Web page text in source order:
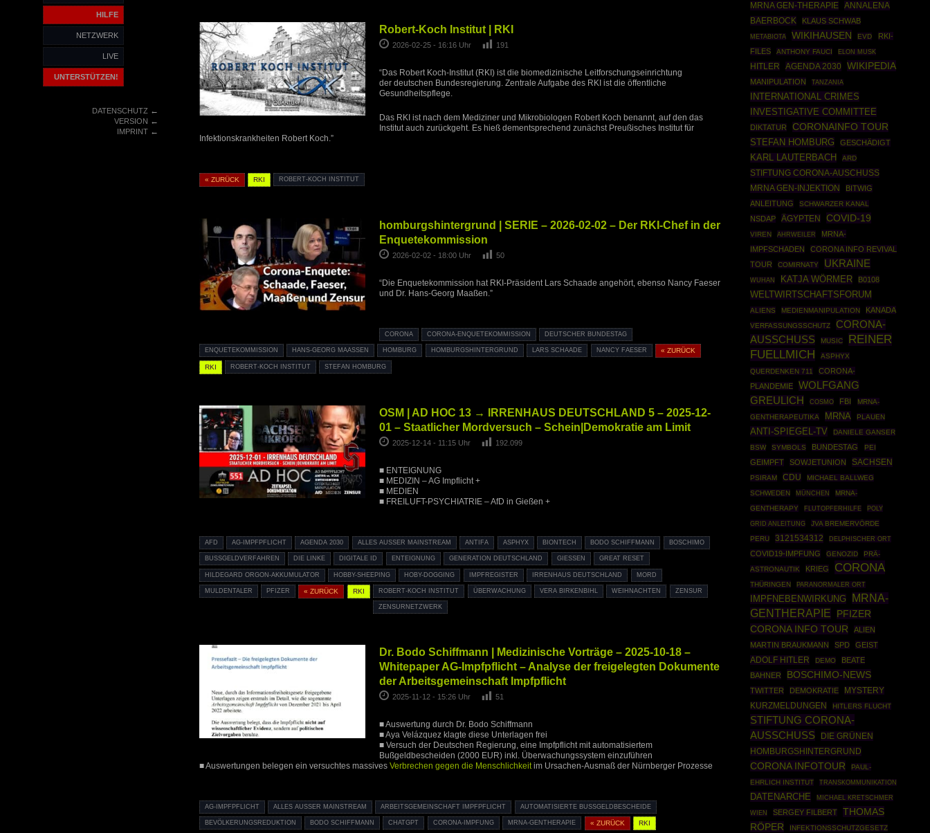
HILFE
NETZWERK
LIVE
UNTERSTÜTZEN!
DATENSCHUTZ←
VERSION ←
IMPRINT←
Robert-Koch Institut | RKI
2026-02-25 - 16:16 Uhr 191
“Das Robert Koch-Institut (RKI) ist die biomedizinische Leitforschungseinrichtung
der deutschen Bundesregierung. Zentrale Aufgabe des RKI ist die öffentliche
Gesundheitspflege.
Das RKI ist nach dem Mediziner und Mikrobiologen Robert Koch benannt, auf den das
Institut auch zurückgeht. Es hieß dementsprechend zunächst Preußisches Institut für
Infektionskrankheiten Robert Koch.”
« ZURÜCK RKI ROBERT-KOCH INSTITUT
homburgshintergrund | SERIE – 2026-02-02 – Der RKI-Chef in der
Enquetekommission
2026-02-02 - 18:00 Uhr 50
“Die Enquetekommission hat RKI-Präsident Lars Schaade angehört, ebenso Nancy Faeser
und Dr. Hans-Georg Maaßen.”
CORONA CORONA-ENQUETEKOMMISSION DEUTSCHER BUNDESTAG
ENQUETEKOMMISSION HANS-GEORG MAASSEN HOMBURG HOMBURGSHINTERGRUND LARS SCHAADE NANCY FAESER « ZURÜCK
RKI ROBERT-KOCH INSTITUT STEFAN HOMBURG
OSM | AD HOC 13 → IRRENHAUS DEUTSCHLAND 5 – 2025-12-
01 – Staatlicher Mordversuch – Schein|Demokratie am Limit
2025-12-14 - 11:15 Uhr 192.099
■ ENTEIGNUNG
■ MEDIZIN – AG Impflicht +
■ MEDIEN
■ FREILUFT-PSYCHIATRIE – AfD in Gießen +
AFD AG-IMPFPFLICHT AGENDA 2030 ALLES AUSSER MAINSTREAM ANTIFA ASPHYX BIONTECH BODO SCHIFFMANN BOSCHIMO
BUSSGELDVERFAHREN DIE LINKE DIGITALE ID ENTEIGNUNG GENERATION DEUTSCHLAND GIESSEN GREAT RESET
HILDEGARD ORGON-AKKUMULATOR HOBBY-SHEEPING HOBY-DOGGING IMPFREGISTER IRRENHAUS DEUTSCHLAND MORD
MULDENTALER PFIZER « ZURÜCK RKI ROBERT-KOCH INSTITUT ÜBERWACHUNG VERA BIRKENBIHL WEIHNACHTEN ZENSUR
ZENSURNETZWERK
Dr. Bodo Schiffmann | Medizinische Vorträge – 2025-10-18 –
Whitepaper AG-Impfpflicht – Analyse der freigelegten Dokumente
der Arbeitsgemeinschaft Impfpflicht
2025-11-12 - 15:26 Uhr 51
■ Auswertung durch Dr. Bodo Schiffmann
■ Aya Velázquez klagte diese Unterlagen frei
■ Versuch der Deutschen Regierung, eine Impfpflicht mit automatisiertem
Bußgeldbescheiden (2000 EUR) inkl. Überwachungssystem einzuführen
■ Auswertungen belegen ein versuchtes massives Verbrechen gegen die Menschlichkeitim Ursachen-Ausmaß der Nürnberger Prozesse
AG-IMPFPFLICHT ALLES AUSSER MAINSTREAM ARBEITSGEMEINSCHAFT IMPFPFLICHT AUTOMATISIERTE BUSSGELDBESCHEIDE
BEVÖLKERUNGSREDUKTION BODO SCHIFFMANN CHATGPT CORONA-IMPFUNG MRNA-GENTHERAPIE « ZURÜCK RKI
MRNA GEN-THERAPIE ANNALENA
BAERBOCK
KLAUS SCHWAB
METABIOTA WIKIHAUSEN EVD
RKI-
FILES
ANTHONY FAUCI ELON MUSK
HITLER AGENDA 2030 WIKIPEDIA
MANIPULATION TANZANIA
INTERNATIONAL CRIMES
INVESTIGATIVE COMMITTEE
DIKTATUR
CORONAINFO TOUR
STEFAN HOMBURG
GESCHÄDIGT
KARL LAUTERBACH ARD
STIFTUNG CORONA-AUSCHUSS
MRNA GEN-INJEKTION
BITWIG
ANLEITUNG
SCHWARZER KANAL
NSDAP ÄGYPTEN COVID-19
VIREN AHRWEILER
MRNA-
IMPFSCHADEN
CORONA INFO REVIVAL
TOUR
COMIRNATY UKRAINE
WUHAN KATJA WÖRMER B0108
WELTWIRTSCHAFTSFORUM
ALIENS MEDIENMANIPULATION KANADA
VERFASSUNGSSCHUTZ
CORONA-
AUSSCHUSS
MUSIC
REINER
FUELLMICH
ASPHYX
QUERDENKEN 711
CORONA-
PLANDEMIE
WOLFGANG
GREULICH
COSMO FBI
MRNA-
GENTHERAPEUTIKA
MRNA PLAUEN
ANTI-SPIEGEL-TV
DANIELE GANSER
BSW
SYMBOLS BUNDESTAG PEI
GEIMPFT SOWJETUNION SACHSEN
PSIRAM CDU
MICHAEL BALLWEG
SCHWEDEN
MÜNCHEN
MRNA-
GENTHERAPY
FLUTOPFERHILFE
POLY
GRID ANLEITUNG
JVA BREMERVÖRDE
PERU
3121534312 DELPHISCHER ORT
COVID19-IMPFUNG GENOZID
PRÄ-
ASTRONAUTIK
KRIEG CORONA
THÜRINGEN PARANORMALER ORT
IMPFNEBENWIRKUNG
MRNA-
GENTHERAPIE
PFIZER
CORONA INFO TOUR
ALIEN
MARTIN BRAUKMANN
SPD GEIST
ADOLF HITLER DEMO
BEATE
BAHNER
BOSCHIMO-NEWS
TWITTER DEMOKRATIE
MYSTERY
KURZMELDUNGEN
HITLERS FLUCHT
STIFTUNG CORONA-
AUSSCHUSS
DIE GRÜNEN
HOMBURGSHINTERGRUND
CORONA INFOTOUR
PAUL-
EHRLICH INSTITUT
TRANSKOMMUNIKATION
DATENARCHE MICHAEL KRETSCHMER
WIEN SERGEY FILBERT
THOMAS
RÖPER
INFEKTIONSSCHUTZGESETZ